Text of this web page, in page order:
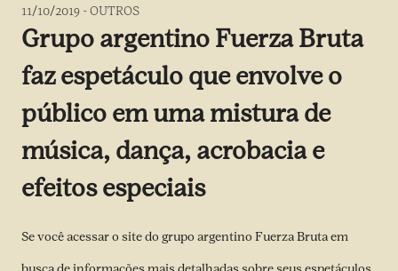
11/10/2019 -OUTROS
Grupo argentino Fuerza Bruta
faz espetáculo que envolve o
público em uma mistura de
música, dança, acrobacia e
efeitos especiais
Se você acessar o site do grupo argentino Fuerza Bruta em